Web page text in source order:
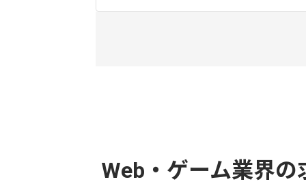
Web・ゲーム業界